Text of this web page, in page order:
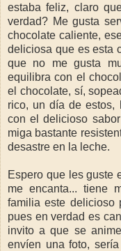
estaba feliz, claro
verdad? Me gusta
chocolate caliente,
deliciosa que es esta
que no me gusta
equilibra con el
el chocolate, sí,
rico, un día de estos,
con el delicioso
miga bastante
desastre en la leche.
Espero que les guste
me encanta... tiene
familia este delicioso
pues en verdad es
invito a que se
envíen una foto,